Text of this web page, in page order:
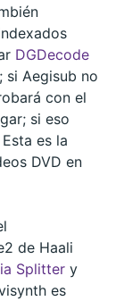
DGDecode
si Aegisub no
con el
si eso
es la
DVD en
de Haali
Splitter y
es